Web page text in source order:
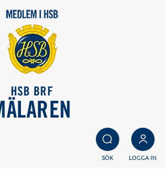
HSB BRF
SÖK LOGGA IN